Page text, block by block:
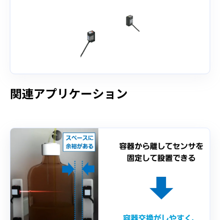
関連アプリケーション